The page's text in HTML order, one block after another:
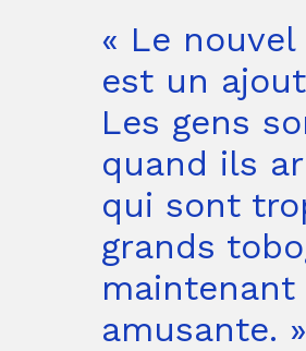
« Le
est un
Les gens
quand ils
qui sont
grands
amusante. »